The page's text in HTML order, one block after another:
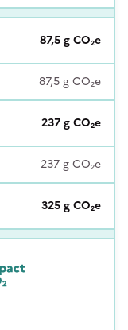
87,5gCO₂e
87,5gCO₂e
237gCO₂e
237gCO₂e
325gCO₂e